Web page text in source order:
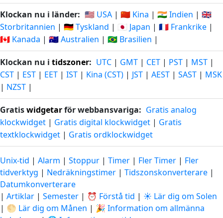
Klockan nu i länder: 🇺🇸 USA | 🇨🇳 Kina | 🇮🇳 Indien | 🇬🇧
Storbritannien | 🇩🇪 Tyskland | 🇯🇵 Japan | 🇫🇷 Frankrike |
🇨🇦 Kanada | 🇦🇺 Australien | 🇧🇷 Brasilien |
Klockan nu i tidszoner: UTC | GMT | CET | PST | MST |
CST | EST | EET | IST | Kina (CST) | JST | AEST | SAST | MSK
| NZST |
Gratiswidgetarför webbansvariga: Gratis analog
klockwidget | Gratis digital klockwidget | Gratis
textklockwidget | Gratis ordklockwidget
Unix-tid | Alarm | Stoppur | Timer | Fler Timer | Fler
tidverktyg | Nedräkningstimer | Tidszonskonverterare |
Datumkonverterare
| Artiklar | Semester | ⏰ Förstå tid | ☀️ Lär dig om Solen
| 🌕 Lär dig om Månen | 🎉 Information om allmänna